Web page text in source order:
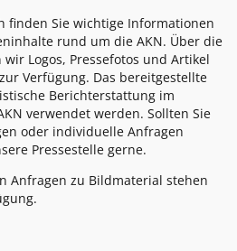
finden Sie wichtige Informationen
rund um die AKN. Über die
Logos, Pressefotos und Artikel
Verfügung. Das bereitgestellte
Berichterstattung im
verwendet werden. Sollten Sie
oder individuelle Anfragen
Pressestelle gerne.
Anfragen zu Bildmaterial stehen